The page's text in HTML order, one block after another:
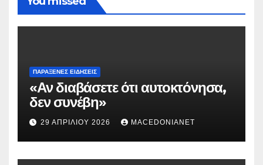
ΠΑΡΆΞΕΝΕΣ ΕΙΔΉΣΕΙΣ
«Αν διαβάσετε ότι αυτοκτόνησα,
δεν συνέβη»
29 ΑΠΡΙΛΊΟΥ 2026 MACEDONIANET